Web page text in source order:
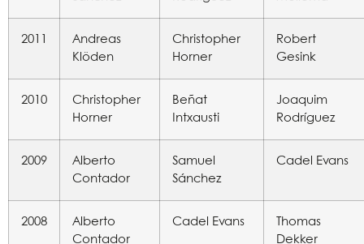
2011
Andreas
Klöden
Christopher
Horner
Robert
Gesink
2010
Christopher
Horner
Beñat
Intxausti
Joaquim
Rodríguez
2009
Alberto
Contador
Samuel
Sánchez
Cadel Evans
2008
Alberto
Contador
Cadel Evans
Thomas
Dekker